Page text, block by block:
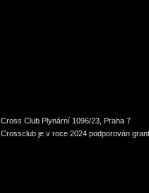
Cross Club Plynární 1096/23, Praha 7
Crossclub je v roce 2024 podporován